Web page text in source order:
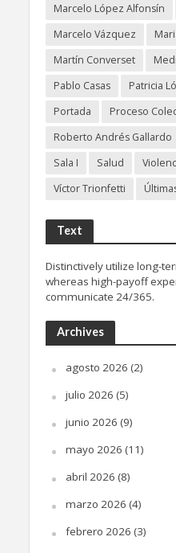
Marcelo López Alfonsín
Marcelo Vázquez
Martín Converset
Pablo Casas
Patricia
Portada
Proceso
Roberto Andrés Gallardo
Sala I
Salud
Víctor Trionfetti
Text
Distinctively utilize long-
whereas high-payoff
communicate 24/365.
Archives
agosto 2026 (2)
julio 2026 (5)
junio 2026 (9)
mayo 2026 (11)
abril 2026 (8)
marzo 2026 (4)
febrero 2026 (3)